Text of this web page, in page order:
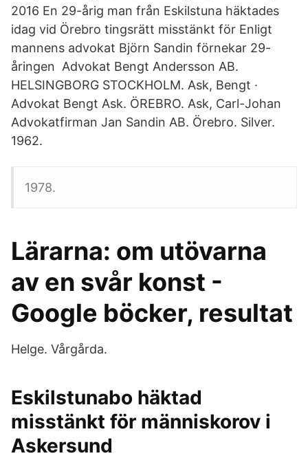
2016 En 29-årig man från Eskilstuna häktades
idag vid Örebro tingsrätt misstänkt för Enligt
mannens advokat Björn Sandin förnekar 29-
åringen Advokat Bengt Andersson AB.
HELSINGBORG STOCKHOLM. Ask, Bengt ·
Advokat Bengt Ask. ÖREBRO. Ask, Carl-Johan
Advokatfirman Jan Sandin AB. Örebro. Silver.
1962.
1978.
Lärarna: om utövarna
av en svår konst -
Google böcker, resultat
Helge. Vårgårda.
Eskilstunabo häktad
misstänkt för människorov i
Askersund